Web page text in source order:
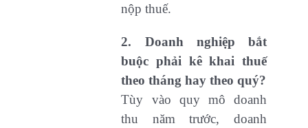
nộp thuế.
2. Doanh nghiệp bắt
buộc phải kê khai thuế
theo tháng hay theo quý?
Tùy vào quy mô doanh
thu năm trước, doanh